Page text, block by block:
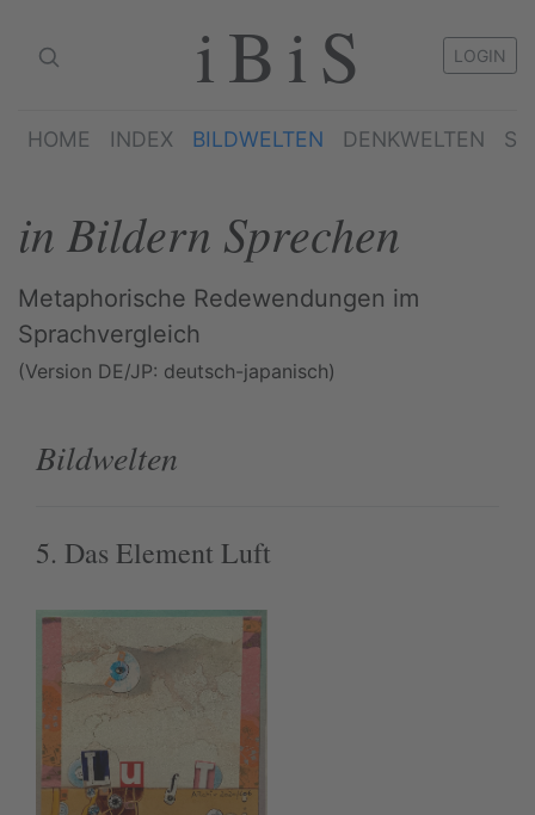
iBiS LOGIN
HOME INDEX BILDWELTEN DENKWELTEN
in Bildern Sprechen
Metaphorische Redewendungen im
Sprachvergleich
(Version DE/JP: deutsch-japanisch)
Bildwelten
5. Das Element Luft